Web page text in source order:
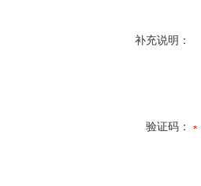
补充说明：
验证码：